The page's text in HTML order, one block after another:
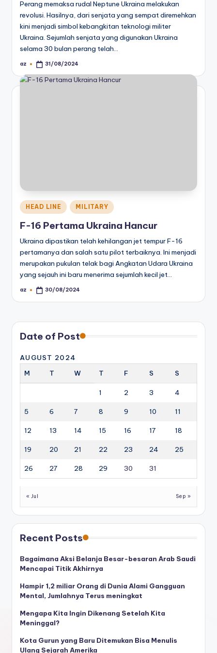
Perang memaksa rudal Neptune Ukraina melakukan
revolusi. Hasilnya, dari senjata yang sempat diremehkan
kini menjadi simbol kebangkitan teknologi militer
Ukraina. Sejumlah senjata yang digunakan Ukraina
selama 30 bulan perang telah…
Posted
az 31/08/2024
Posted
in
HEAD LINE MILITARY
F-16 Pertama Ukraina Hancur
Ukraina dipastikan telah kehilangan jet tempur F-16
pertamanya dan salah satu pilot terbaiknya. Ini menjadi
merupakan pukulan telak bagi Angkatan Udara Ukraina
yang sejauh ini baru menerima sejumlah kecil jet…
Posted
az 30/08/2024
Date of Post
AUGUST 2024
M
T W T F S S
1 2 3 4
5 6 7 8 9 10 11
12 13 14 15 16 17 18
19 20 21 22 23 24 25
26 27 28 29 30 31
« Jul Sep »
Recent Posts
Bagaimana Aksi Belanja Besar-besaran Arab Saudi
Mencapai Titik Akhirnya
Hampir 1,2 miliar Orang di Dunia Alami Gangguan
Mental, Jumlahnya Terus meningkat
Mengapa Kita Ingin Dikenang Setelah Kita
Meninggal?
Kota Gurun yang Baru Ditemukan Bisa Menulis
Ulang Sejarah Amerika